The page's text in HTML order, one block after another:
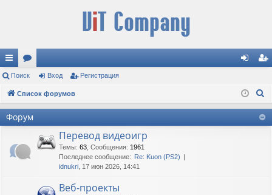
с
ы
лк
ор
ум д ис
тр
Поиск Вход Регистрация
Список форумов
Форум
Перевод видеоигр
Темы: 63 Сообщения: 1961
Последнее сообщение: Re: Kuon (PS2)
idnukri , 17 июн 2026, 14:41
Веб-проекты